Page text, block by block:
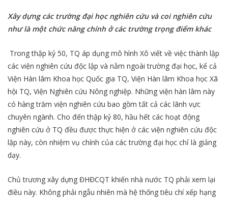
Xây dựng các trường đại học nghiên cứu và coi nghiên cứu
như là một chức năng chính ở các trường trọng điểm khác
Trong thập kỷ 50, TQ áp dụng mô hình Xô viết về việc thành lập
các viện nghiên cứu độc lập và nằm ngoài trường đại học, kể cả
Viện Hàn lâm Khoa học Quốc gia TQ, Viện Hàn lâm Khoa học Xã
hội TQ, Viện Nghiên cứu Nông nghiệp. Những viện hàn lâm này
có hàng trăm viện nghiên cứu bao gồm tất cả các lãnh vực
chuyên ngành. Cho đến thập kỷ 80, hầu hết các hoạt động
nghiên cứu ở TQ đều được thực hiện ở các viện nghiên cứu độc
lập này, còn nhiệm vụ chính của các trường đại học chỉ là giảng
dạy.
Chủ trương xây dựng ĐHĐCQT khiến nhà nước TQ phải xem lại
điều này. Không phải ngẫu nhiên mà hệ thống tiêu chí xếp hạng